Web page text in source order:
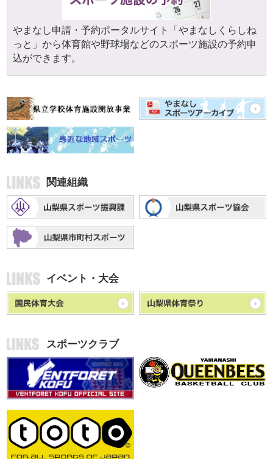
やまなし申請・予約ポータルサイト「やまなしくらしね
っと」から体育館や野球場などのスポーツ施設の予約申
込ができます。
関連組織
イベント・大会
スポーツクラブ